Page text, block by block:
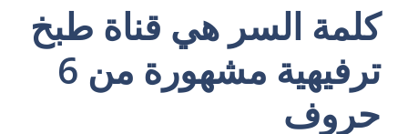
كلمة السر هي قناة طبخ
ترفيهية مشهورة من 6
حروف